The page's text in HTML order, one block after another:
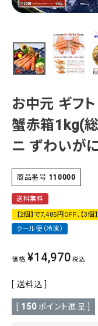
お中元 ギフ
蟹赤箱1kg(
ニ ずわいが
商品番号 110000
送料無料
【2個】で7,485円OFF、【3
クール便（冷凍）
価格 ¥14,970 税込
送料込
[ 150 ポイント進呈 ]